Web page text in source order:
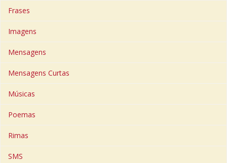
Frases
Imagens
Mensagens
Mensagens Curtas
Músicas
Poemas
Rimas
SMS